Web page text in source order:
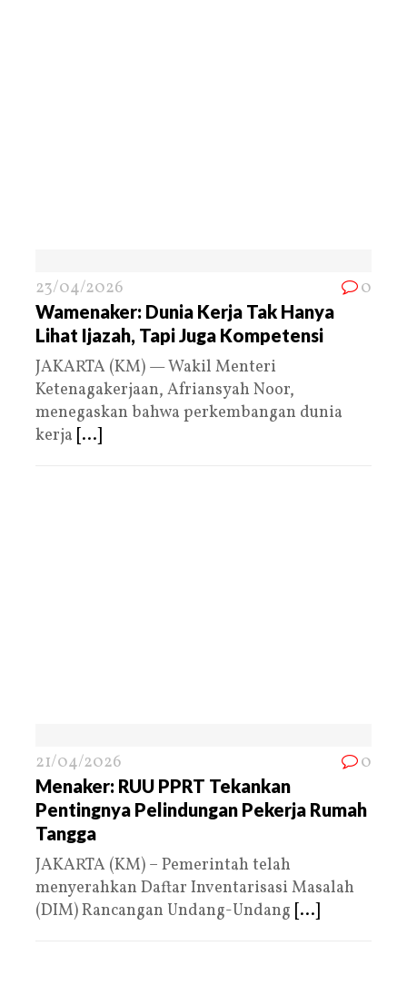
23/04/2026 0
Wamenaker: Dunia Kerja Tak Hanya
Lihat Ijazah, Tapi Juga Kompetensi
JAKARTA (KM) — Wakil Menteri
Ketenagakerjaan, Afriansyah Noor,
menegaskan bahwa perkembangan dunia
kerja [...]
21/04/2026 0
Menaker: RUU PPRT Tekankan
Pentingnya Pelindungan Pekerja Rumah
Tangga
JAKARTA (KM) – Pemerintah telah
menyerahkan Daftar Inventarisasi Masalah
(DIM) Rancangan Undang-Undang [...]